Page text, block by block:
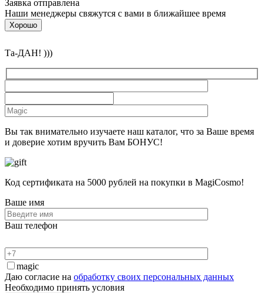
Заявка отправлена
Наши менеджеры свяжутся с вами в ближайшее время
Хорошо
Та-ДАН! )))
Вы так внимательно изучаете наш каталог, что за Ваше время
и доверие хотим вручить Вам БОНУС!
Код сертификата на 5000 рублей на покупки в MagiCosmo!
Ваше имя
Ваш телефон
magic
Даю согласие на обработку своих персональных данных
Необходимо принять условия